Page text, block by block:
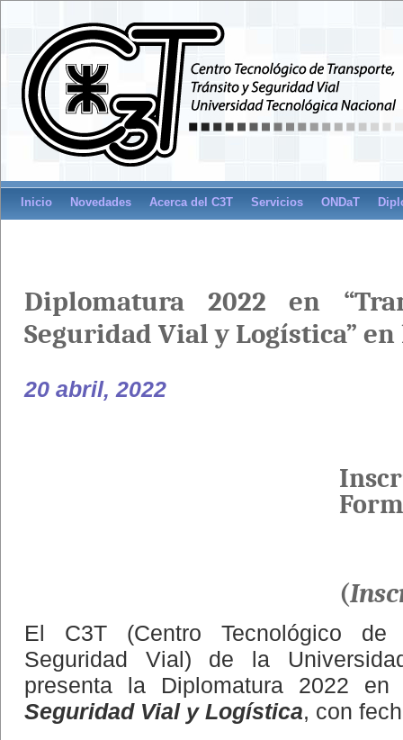
Inicio Novedades Acerca del C3T Servicios ONDaT
Diplomatura 2022 en
Seguridad Vial y Logística” en
20 abril, 2022
(
El C3T (Centro Tecnológico de
Seguridad Vial) de la
presenta la Diplomatura 2022
Seguridad Vial y Logística, con